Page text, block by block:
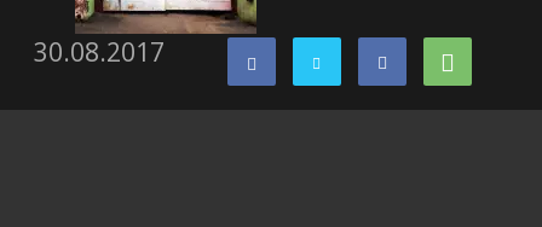
30.08.2017